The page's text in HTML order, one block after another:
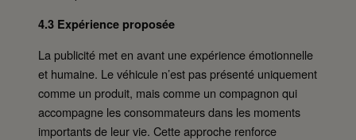
4.3 Expérience proposée
La publicité met en avant une expérience émotionnelle
et humaine. Le véhicule n’est pas présenté uniquement
comme un produit, mais comme un compagnon qui
accompagne les consommateurs dans les moments
importants de leur vie. Cette approche renforce